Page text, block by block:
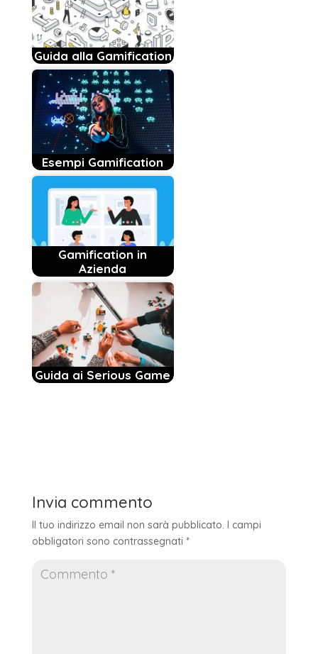
Guida alla Gamification
Esempi Gamification
Gamification in
Azienda
Guida ai Serious Game
Invia commento
Il tuo indirizzo email non sarà pubblicato.
I campi
obbligatori sono contrassegnati *